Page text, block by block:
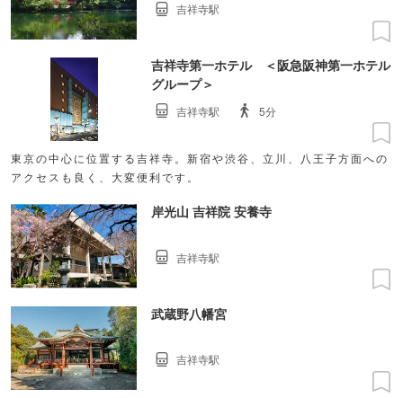
吉祥寺駅
吉祥寺第一ホテル ＜阪急阪神第一ホテル
グループ＞
東京の中心に位置する吉祥寺。新宿や渋谷、立川、八王子方面への
アクセスも良く、大変便利です。
吉祥寺駅 5分
岸光山 吉祥院 安養寺
吉祥寺駅
武蔵野八幡宮
吉祥寺駅